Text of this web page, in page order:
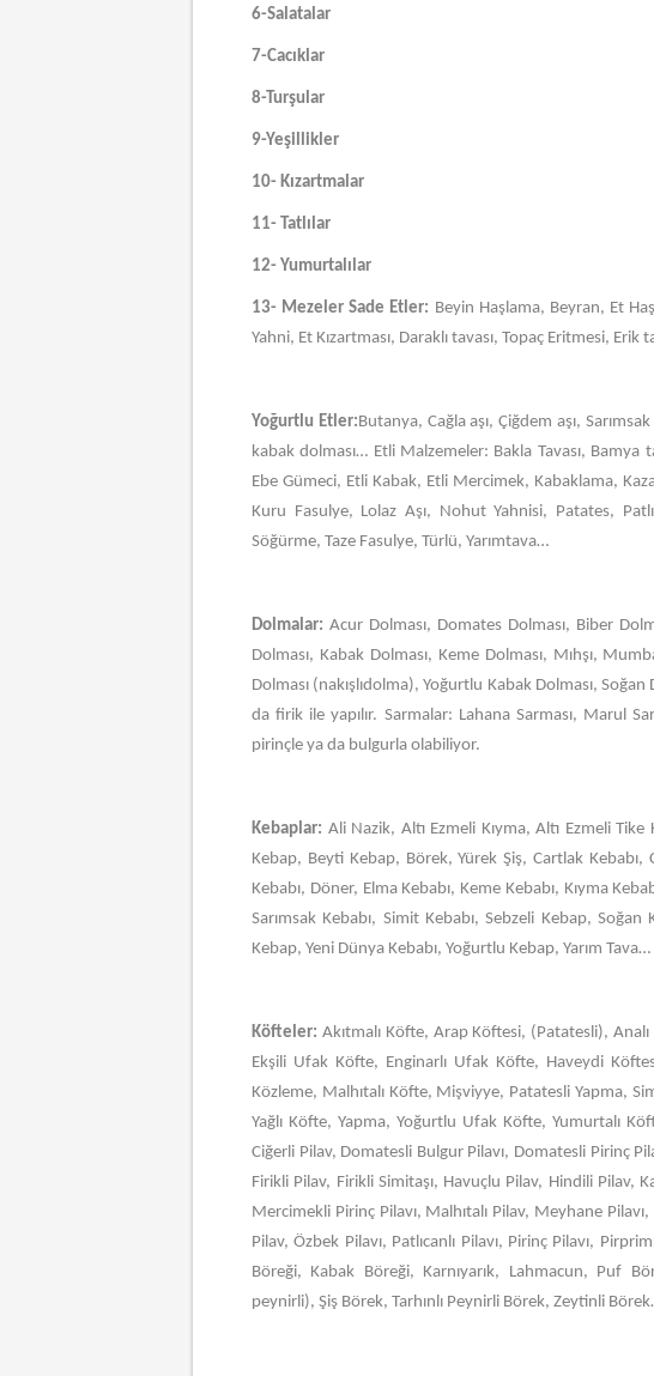
6-Salatalar
7-Cacıklar
8-Turşular
9-Yeşillikler
10- Kızartmalar
11- Tatlılar
12- Yumurtalılar
13- Mezeler Sade Etler: Beyin Haşlama, Beyran, Et
Yahni, Et Kızartması, Daraklı tavası, Topaç Eritmesi, Erik
Yoğurtlu Etler:Butanya, Cağla aşı, Çiğdem aşı,
kabak dolması… Etli Malzemeler: Bakla Tavası, Bamya
Ebe Gümeci, Etli Kabak, Etli Mercimek, Kabaklama,
Kuru Fasulye, Lolaz Aşı, Nohut Yahnisi, Patates,
Söğürme, Taze Fasulye, Türlü, Yarımtava…
Dolmalar:Acur Dolması, Domates Dolması, Biber
Dolması, Kabak Dolması, Keme Dolması, Mıhşı,
Dolması (nakışlıdolma), Yoğurtlu Kabak Dolması,
da firik ile yapılır. Sarmalar: Lahana Sarması, Marul
pirinçle ya da bulgurla olabiliyor.
Kebaplar: Ali Nazik, Altı Ezmeli Kıyma, Altı Ezmeli Tike
Kebap, Beyti Kebap, Börek, Yürek Şiş, Cartlak Kebabı,
Kebabı, Döner, Elma Kebabı, Keme Kebabı, Kıyma
Sarımsak Kebabı, Simit Kebabı, Sebzeli Kebap,
Kebap, Yeni Dünya Kebabı, Yoğurtlu Kebap, Yarım Tava…
Köfteler: Akıtmalı Köfte, Arap Köftesi, (Patatesli),
Ekşili Ufak Köfte, Enginarlı Ufak Köfte, Haveydi
Közleme, Malhıtalı Köfte, Mişviyye, Patatesli Yapma,
Yağlı Köfte, Yapma, Yoğurtlu Ufak Köfte, Yumurtalı
Ciğerli Pilav, Domatesli Bulgur Pilavı, Domatesli Pirinç
Firikli Pilav, Firikli Simitaşı, Havuçlu Pilav, Hindili Pilav,
Mercimekli Pirinç Pilavı, Malhıtalı Pilav, Meyhane
Pilav, Özbek Pilavı, Patlıcanlı Pilavı, Pirinç Pilavı,
Böreği, Kabak Böreği, Karnıyarık, Lahmacun, Puf
peynirli), Şiş Börek, Tarhınlı Peynirli Börek, Zeytinli